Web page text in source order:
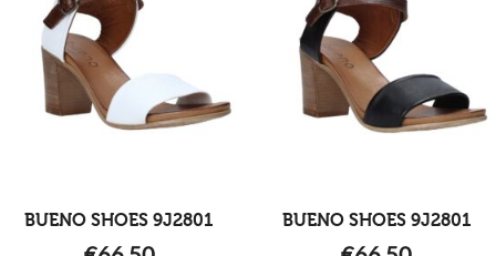
BUENO SHOES 9J2801 BUENO SHOES 9J2801